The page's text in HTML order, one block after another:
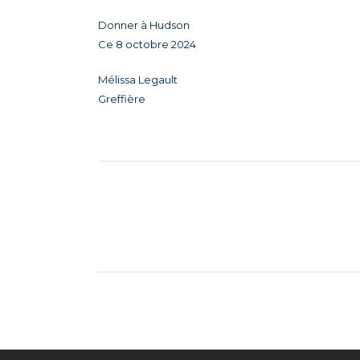
Donner à Hudson
Ce 8 octobre 2024
Mélissa Legault
Greffière